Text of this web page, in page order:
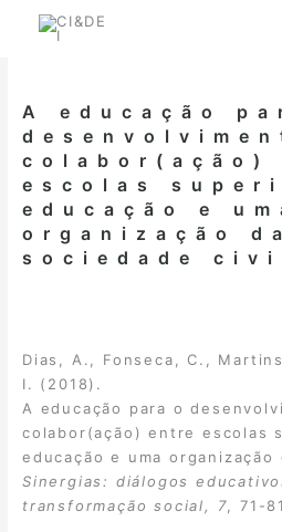
A educação
colabor(ação)
escolas
educação e
organização da
sociedade
Dias, A., Fonseca, C.,
I. (2018).
A educação para o
colabor(ação) entre escolas
educação e uma
Sinergias: diálogos
transformação social, 7 , 71-